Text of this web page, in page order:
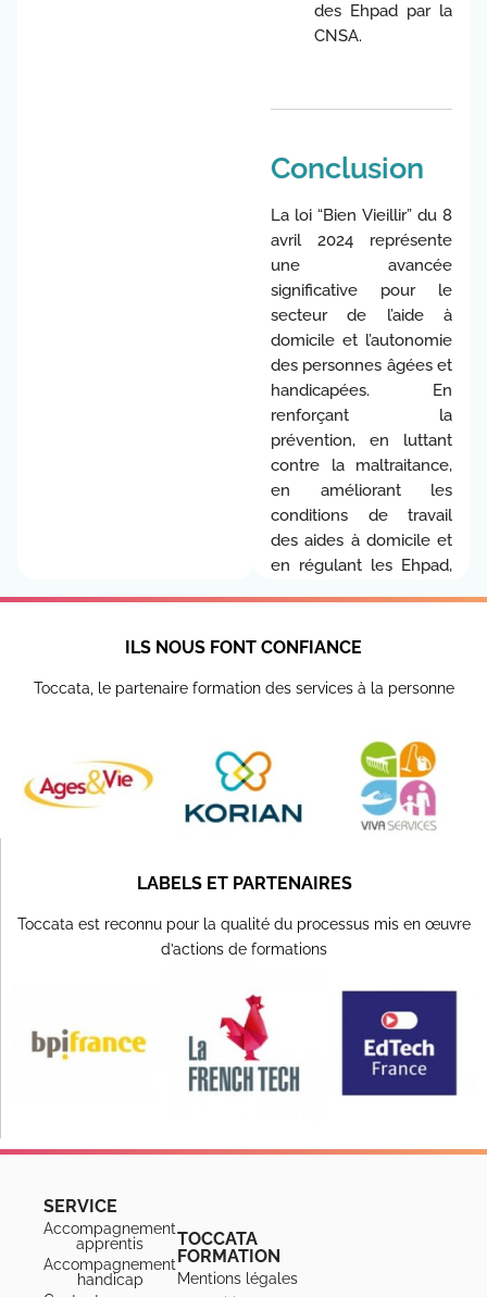
des Ehpad par la
CNSA.
Conclusion
La loi “Bien Vieillir” du 8
avril 2024 représente
une avancée
significative pour le
secteur de l’aide à
domicile et l’autonomie
des personnes âgées et
handicapées. En
renforçant la
prévention, en luttant
contre la maltraitance,
en améliorant les
conditions de travail
des aides à domicile et
en régulant les Ehpad,
nos aînés et leurs
ILS NOUS FONT CONFIANCE
Toccata, le partenaire formation des services à la personne
LABELS ET PARTENAIRES
Toccata est reconnu pour la qualité du processus mis en œuvre
d’actions de formations
SERVICE
Accompagnement
apprentis
Accompagnement
handicap
TOCCATA
FORMATION
Mentions légales